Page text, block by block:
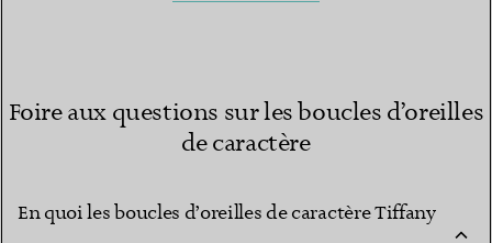
Foire aux questions sur les boucles d’oreilles
de caractère
En quoi les boucles d’oreilles de caractère Tiffany